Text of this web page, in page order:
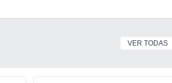
VER TODAS